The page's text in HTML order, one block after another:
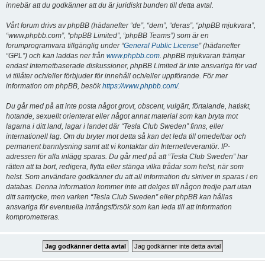
innebär att du godkänner att du är juridiskt bunden till detta avtal.
Vårt forum drivs av phpBB (hädanefter “de”, “dem”, “deras”, “phpBB mjukvara”,
“www.phpbb.com”, “phpBB Limited”, “phpBB Teams”) som är en
forumprogramvara tillgänglig under “General Public License” (hädanefter
“GPL”) och kan laddas ner från www.phpbb.com. phpBB mjukvaran främjar
endast Internetbaserade diskussioner, phpBB Limited är inte ansvariga för vad
vi tillåter och/eller förbjuder för innehåll och/eller uppförande. För mer
information om phpBB, besökhttps://www.phpbb.com/.
Du går med på att inte posta något grovt, obscent, vulgärt, förtalande, hatiskt,
hotande, sexuellt orienterat eller något annat material som kan bryta mot
lagarna i ditt land, lagar i landet där “Tesla Club Sweden” finns, eller
internationell lag. Om du bryter mot detta så kan det leda till omedelbar och
permanent bannlysning samt att vi kontaktar din Internetleverantör. IP-
adressen för alla inlägg sparas. Du går med på att “Tesla Club Sweden” har
rätten att ta bort, redigera, flytta eller stänga vilka trådar som helst, när som
helst. Som användare godkänner du att all information du skriver in sparas i en
databas. Denna information kommer inte att delges till någon tredje part utan
ditt samtycke, men varken “Tesla Club Sweden” eller phpBB kan hållas
ansvariga för eventuella intrångsförsök som kan leda till att information
komprometteras.